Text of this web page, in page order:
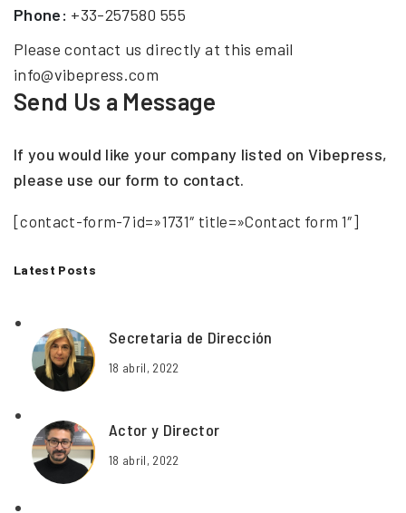
Phone: +33-257580 555
Please contact us directly at this email
info@vibepress.com
Send Us a Message
If you would like your company listed on Vibepress,
please use our form to contact.
[contact-form-7 id=»1731″ title=»Contact form 1″]
Latest Posts
Secretaria de Dirección
18 abril, 2022
Actor y Director
18 abril, 2022